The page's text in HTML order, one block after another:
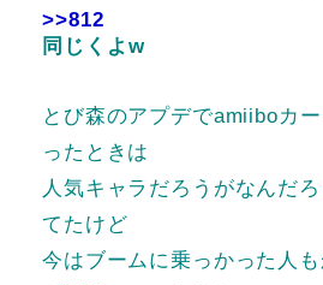
>>812
同じくよw
とび森のアプデでamiiboカ
ったときは
人気キャラだろうがなんだ
てたけど
今はブームに乗っかった人